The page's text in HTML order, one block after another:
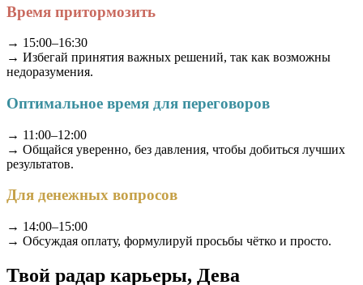
Время притормозить
→ 15:00–16:30
→ Избегай принятия важных решений, так как возможны
недоразумения.
Оптимальное время для переговоров
→ 11:00–12:00
→ Общайся уверенно, без давления, чтобы добиться лучших
результатов.
Для денежных вопросов
→ 14:00–15:00
→ Обсуждая оплату, формулируй просьбы чётко и просто.
Твой радар карьеры, Дева